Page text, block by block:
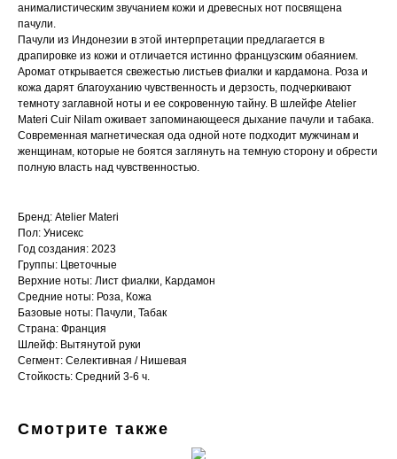
анималистическим звучанием кожи и древесных нот посвящена
пачули.
Пачули из Индонезии в этой интерпретации предлагается в
драпировке из кожи и отличается истинно французским обаянием.
Аромат открывается свежестью листьев фиалки и кардамона. Роза и
кожа дарят благоуханию чувственность и дерзость, подчеркивают
темноту заглавной ноты и ее сокровенную тайну. В шлейфе Atelier
Materi Cuir Nilam оживает запоминающееся дыхание пачули и табака.
Современная магнетическая ода одной ноте подходит мужчинам и
женщинам, которые не боятся заглянуть на темную сторону и обрести
полную власть над чувственностью.
Бренд: Atelier Materi
Пол: Унисекс
Год создания: 2023
Группы: Цветочные
Верхние ноты: Лист фиалки, Кардамон
Средние ноты: Роза, Кожа
Базовые ноты: Пачули, Табак
Страна: Франция
Шлейф: Вытянутой руки
Сегмент: Селективная / Нишевая
Стойкость: Средний 3-6 ч.
Смотрите также